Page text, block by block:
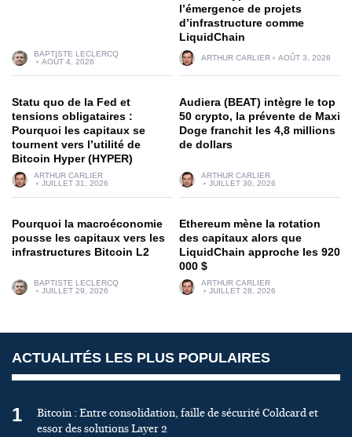
BAPTISTE LECLERCQ
AOÛT 4, 2026
l’émergence de projets
d’infrastructure comme
LiquidChain
ARTHUR CARLIER AOÛT 3, 2026
Statu quo de la Fed et
tensions obligataires :
Pourquoi les capitaux se
tournent vers l’utilité de
Bitcoin Hyper (HYPER)
ARTHUR CARLIER
JUILLET 31, 2026
Audiera (BEAT) intègre le top
50 crypto, la prévente de Maxi
Doge franchit les 4,8 millions
de dollars
ARTHUR CARLIER
JUILLET 30, 2026
Pourquoi la macroéconomie
pousse les capitaux vers les
infrastructures Bitcoin L2
BAPTISTE LECLERCQ
JUILLET 29, 2026
Ethereum mène la rotation
des capitaux alors que
LiquidChain approche les 920
000 $
ARTHUR CARLIER
JUILLET 28, 2026
ACTUALITÉS LES PLUS POPULAIRES
1
Bitcoin : Entre consolidation, faille de sécurité Coldcard et
essor des solutions Layer 2